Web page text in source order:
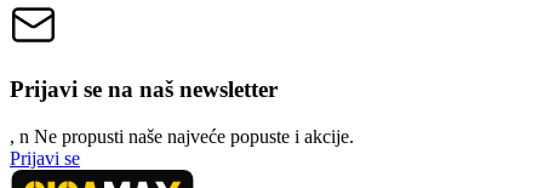
Prijavi se na naš newsletter
, n Ne propusti naše najveće popuste i akcije.
Prijavi se